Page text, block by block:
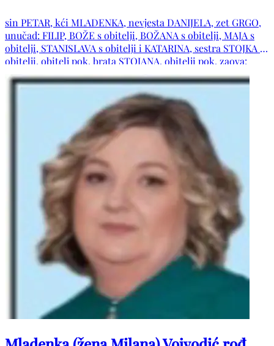
sin PETAR, kći MLADENKA, nevjesta DANIJELA, zet GRGO,
unučad: FILIP, BOŽE s obitelji, BOŽANA s obitelji, MAJA s
obitelji, STANISLAVA s obitelji i KATARINA, sestra STOJKA s
obitelji, obitelj pok. brata STOJANA, obitelji pok. zaova:
DANICE i KATE, ožalošćene obitelji: VUČIĆ, ŠARAC, SUŠAC,
DUGANDŽIĆ, BILIĆ, GRGIĆ, BARBARIĆ, LUKENDA,
JURKOVIĆ, KOZINA i ostala tugujuća rodbina i prijatelji.
POČIVALA U MIRU BOŽJEM!